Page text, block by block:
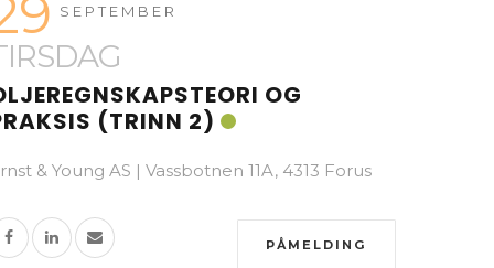
SEPTEMBER
OG
(TRINN 2)
& Young AS | Vassbotnen 11A, 4313 Forus
PÅMELDING